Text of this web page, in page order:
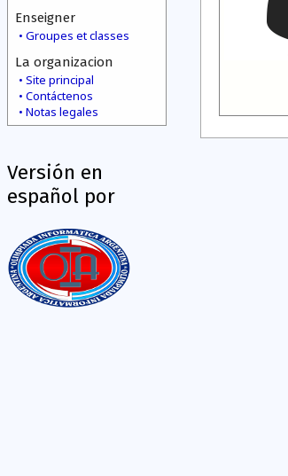
Enseigner
Groupes et classes
La organizacion
Site principal
Contáctenos
Notas legales
Versión en
español por